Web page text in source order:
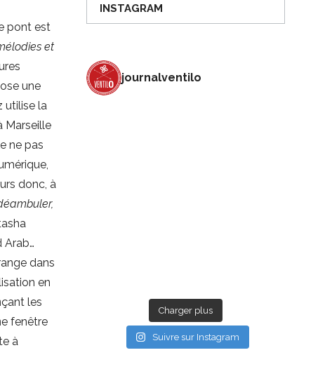
pont est
et
une
utilise la
Marseille
ne pas
donc, à
dans
en
les
fenêtre
à
INSTAGRAM
journalventilo
Charger plus
Suivre sur Instagram